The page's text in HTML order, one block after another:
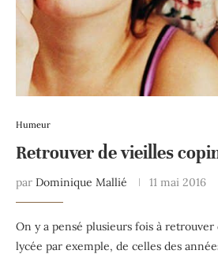
Humeur
Retrouver de vieilles
par Dominique Mallié 11 mai 2016
On y a pensé plusieurs fois à
lycée par exemple, de celles des